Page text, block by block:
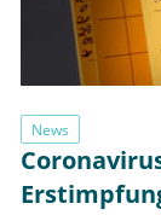
News